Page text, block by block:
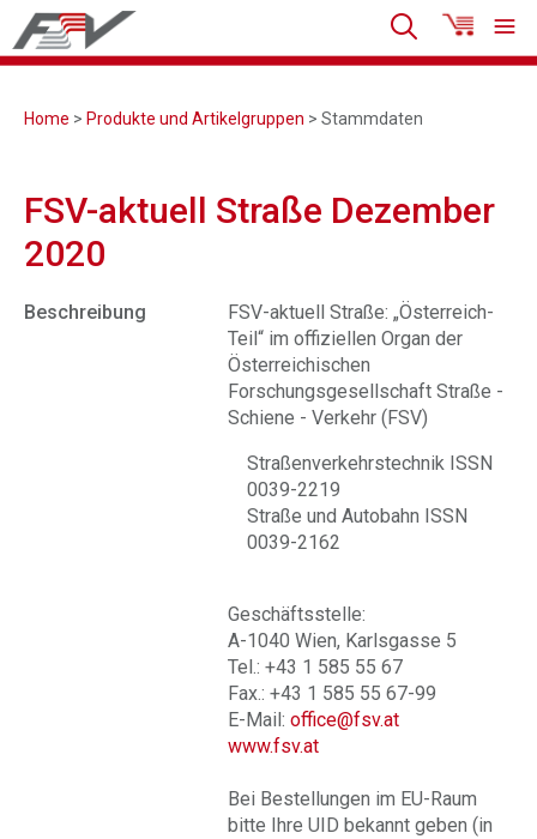
Home > Produkte und Artikelgruppen > Stammdaten
FSV-aktuell Straße Dezember
2020
Beschreibung
FSV-aktuell Straße: „Österreich-
Teil“ im offiziellen Organ der
Österreichischen
Forschungsgesellschaft Straße -
Schiene - Verkehr (FSV)
Straßenverkehrstechnik ISSN
0039-2219
Straße und Autobahn ISSN
0039-2162
Geschäftsstelle:
A-1040 Wien, Karlsgasse 5
Tel.: +43 1 585 55 67
Fax.: +43 1 585 55 67-99
E-Mail: office@fsv.at
www.fsv.at
Bei Bestellungen im EU-Raum
bitte Ihre UID bekannt geben (in